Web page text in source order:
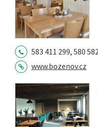
583 411 299, 580
www.bozenov.cz